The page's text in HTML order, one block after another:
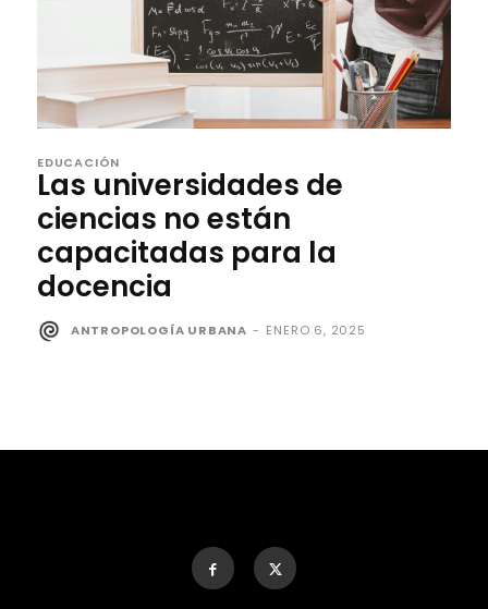
EDUCACIÓN
Las universidades de
ciencias no están
capacitadas para la
docencia
ANTROPOLOGÍA URBANA - ENERO 6, 2025